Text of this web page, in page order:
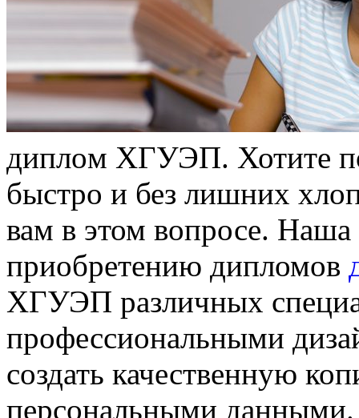
диплoм XГУЭП. Хотите
быстро и без лишних
вам в этом вопросе. Наша
приобретению дипломов
ХГУЭП различных
профессиональными
создать качественную
персональными данными.